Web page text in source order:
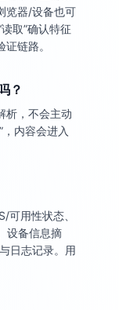
览器/设备也可
取”确认特征
链路。
？
析，不会主动
，内容会进入
可用性状态、
设备信息摘
日志记录。用